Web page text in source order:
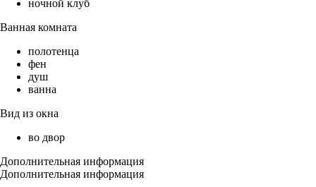
ночной клуб
Ванная комната
полотенца
фен
душ
ванна
Вид из окна
во двор
Дополнительная информация
Дополнительная информация